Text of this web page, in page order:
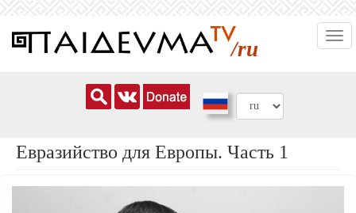
основному
/ru
Евразийство для Европы. Часть 1